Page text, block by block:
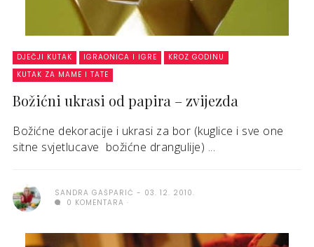
DJEČJI KUTAK IGRAONICA I IGRE
KROZ GODINU
KUTAK ZA MAME I TATE
Božićni ukrasi od papira – zvijezda
Božićne dekoracije i ukrasi za bor (kuglice i sve one
sitne svjetlucave božićne drangulije) ...
SANDRA GAŠPARIĆ
03. 12. 2010.
0 KOMENTARA